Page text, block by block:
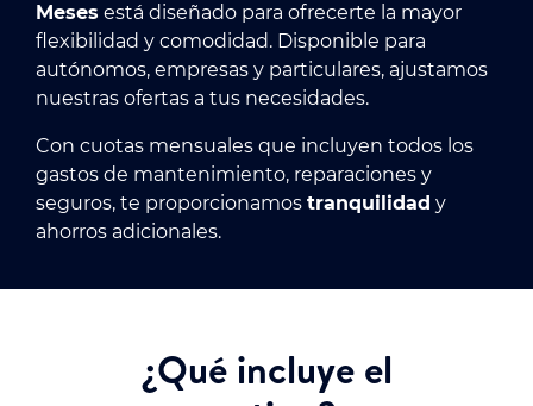
Meses está diseñado para ofrecerte la mayor
flexibilidad y comodidad. Disponible para
autónomos, empresas y particulares, ajustamos
nuestras ofertas a tus necesidades.
Con cuotas mensuales que incluyen todos los
gastos de mantenimiento, reparaciones y
seguros, te proporcionamos tranquilidad y
ahorros adicionales.
¿Qué incluye el